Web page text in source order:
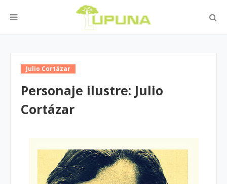
Julio Cortázar
Personaje ilustre: Julio
Cortázar